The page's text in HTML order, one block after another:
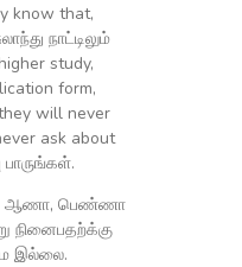
know that,
நாட்டிலும்
study,
form,
will never
ask about
பாருங்கள்.
ஆணா, பெண்ணா
நினைபதற்க்கு
இல்லை.